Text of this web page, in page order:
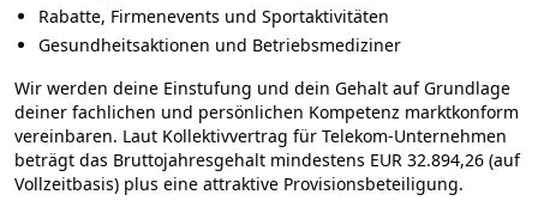
Rabatte, Firmenevents und Sportaktivitäten
Gesundheitsaktionen und Betriebsmediziner
Wir werden deine Einstufung und dein Gehalt auf Grundlage
deiner fachlichen und persönlichen Kompetenz marktkonform
vereinbaren. Laut Kollektivvertrag für Telekom-Unternehmen
beträgt das Bruttojahresgehalt mindestens EUR 32.894,26 (auf
Vollzeitbasis) plus eine attraktive Provisionsbeteiligung.